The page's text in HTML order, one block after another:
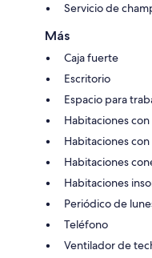
Servicio de
Más
Caja fuerte
Escritorio
Espacio para
Habitaciones
Habitaciones
Habitaciones
Habitaciones
Periódico de
Teléfono
Ventilador de